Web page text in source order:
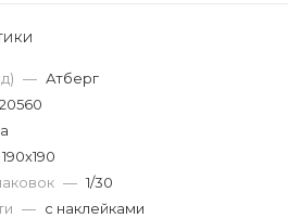
— Атберг
190х190
— 1/30
— с наклейками